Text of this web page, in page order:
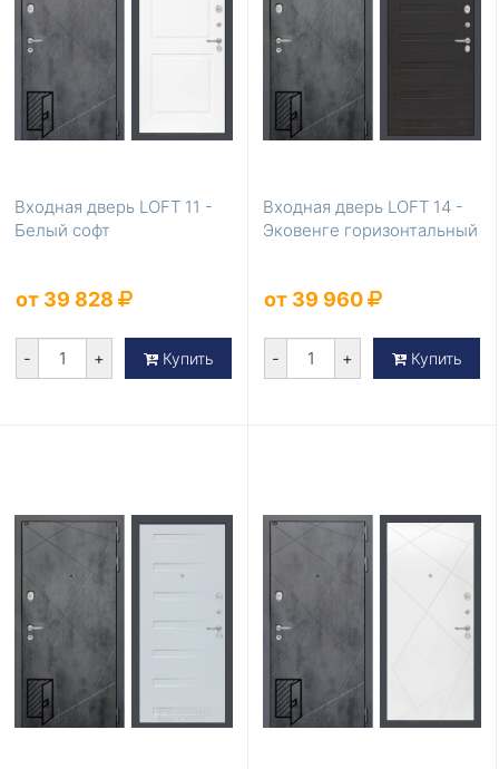
Входная дверь LOFT 11 -
Белый софт
от 39 828
- + Купить
Входная дверь LOFT 14 -
Эковенге горизонтальный
от 39 960
- + Купить